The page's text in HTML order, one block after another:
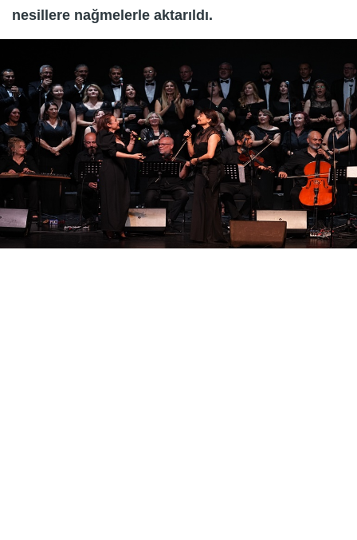
nesillere nağmelerle aktarıldı.